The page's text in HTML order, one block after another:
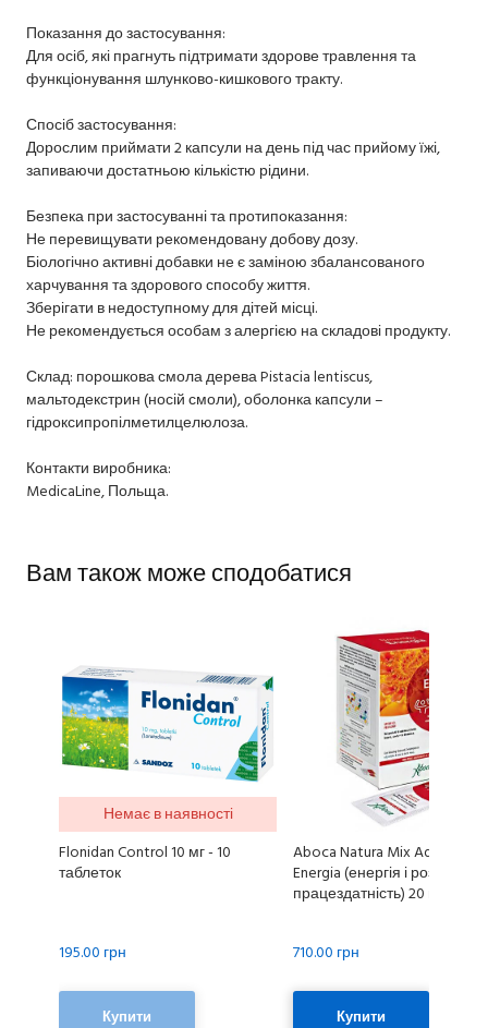
Показання до застосування:
Для осіб, які прагнуть підтримати здорове травлення та
функціонування шлунково-кишкового тракту.
Спосіб застосування:
Дорослим приймати 2 капсули на день під час прийому їжі,
запиваючи достатньою кількістю рідини.
Безпека при застосуванні та протипоказання:
Не перевищувати рекомендовану добову дозу.
Біологічно активні добавки не є заміною збалансованого
харчування та здорового способу життя.
Зберігати в недоступному для дітей місці.
Не рекомендується особам з алергією на складові продукту.
Склад: порошкова смола дерева Pistacia lentiscus,
мальтодекстрин (носій смоли), оболонка капсули –
гідроксипропілметилцелюлоза.
Контакти виробника:
MedicaLine, Польща.
Вам також може сподобатися
Немає в наявності
Flonidan Control 10 мг - 10
таблеток
195.00 грн
Купити
Aboca Natura Mix Advanced
Energia (енергія і розумова
працездатність) 20
710.00 грн
Купити